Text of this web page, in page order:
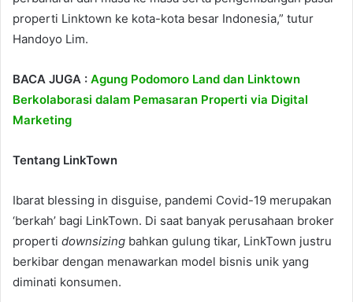
properti Linktown ke kota-kota besar Indonesia,” tutur
Handoyo Lim.
BACA JUGA : Agung Podomoro Land dan Linktown
Berkolaborasi dalam Pemasaran Properti via Digital
Marketing
Tentang LinkTown
Ibarat blessing in disguise, pandemi Covid-19 merupakan
‘berkah’ bagi LinkTown. Di saat banyak perusahaan broker
properti downsizing bahkan gulung tikar, LinkTown justru
berkibar dengan menawarkan model bisnis unik yang
diminati konsumen.